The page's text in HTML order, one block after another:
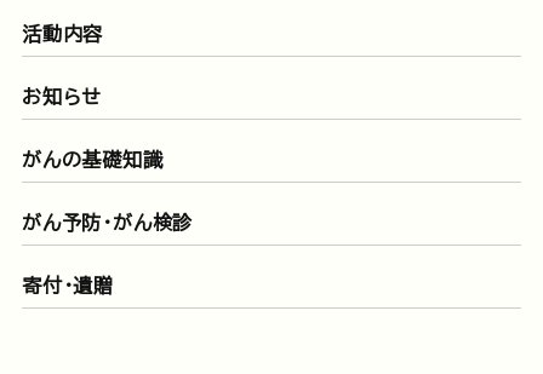
活動内容
お知らせ
がんの基礎知識
がん予防・がん検診
寄付・遺贈